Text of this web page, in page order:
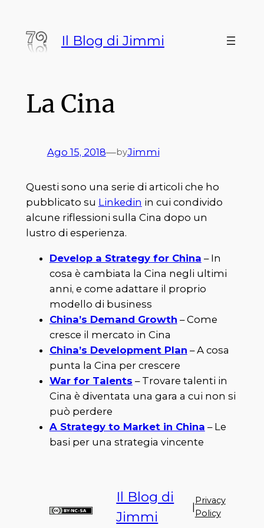
contenuto
Il Blog di Jimmi
La Cina
Ago 15, 2018—byJimmi
Questi sono una serie di articoli che ho
pubblicato su Linkedin in cui condivido
alcune riflessioni sulla Cina dopo un
lustro di esperienza.
Develop a Strategy for China – In
cosa è cambiata la Cina negli ultimi
anni, e come adattare il proprio
modello di business
China’s Demand Growth – Come
cresce il mercato in Cina
China’s Development Plan – A cosa
punta la Cina per crescere
War for Talents – Trovare talenti in
Cina è diventata una gara a cui non si
può perdere
A Strategy to Market in China – Le
basi per una strategia vincente
Il Blog di
Jimmi
|
Privacy
Policy